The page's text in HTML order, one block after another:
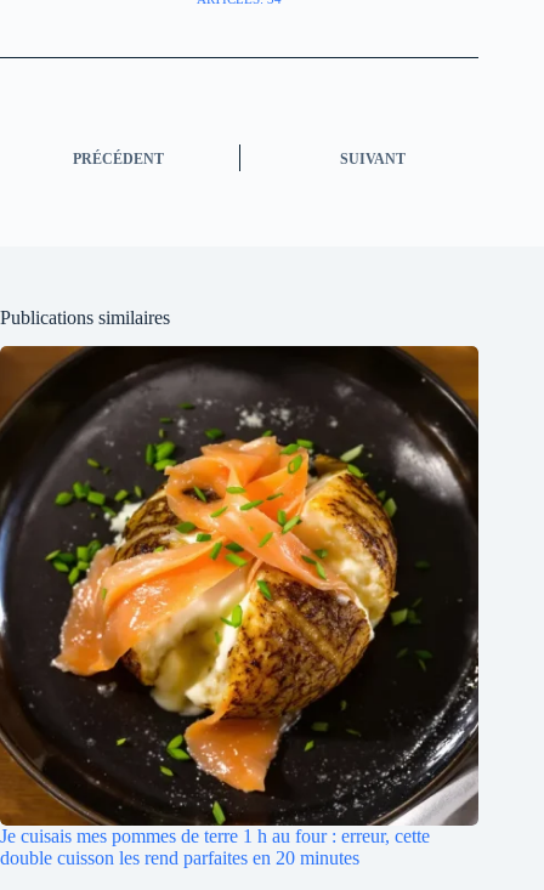
PRÉCÉDENT SUIVANT
Publications similaires
Je cuisais mes pommes de terre 1 h au four : erreur, cette
double cuisson les rend parfaites en 20 minutes